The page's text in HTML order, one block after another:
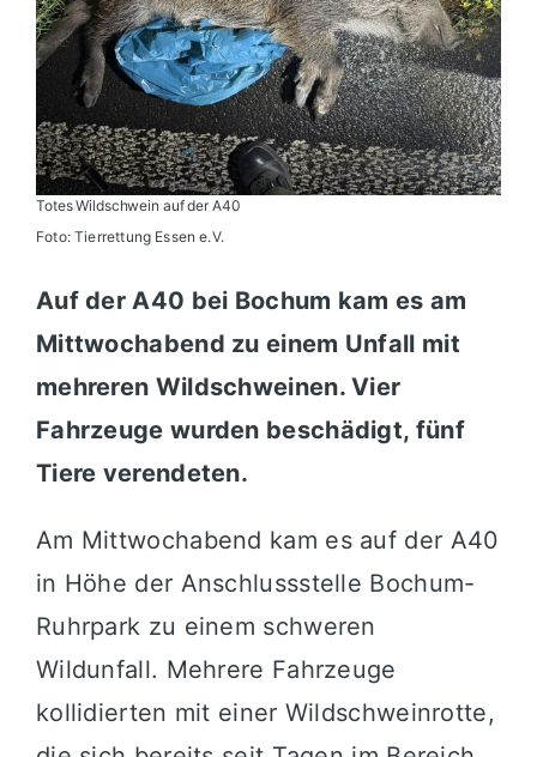
Totes Wildschwein auf der A40
Foto: Tierrettung Essen e.V.
Auf der A40 bei Bochum kam es am
Mittwochabend zu einem Unfall mit
mehreren Wildschweinen. Vier
Fahrzeuge wurden beschädigt, fünf
Tiere verendeten.
Am Mittwochabend kam es auf der A40
in Höhe der Anschlussstelle Bochum-
Ruhrpark zu einem schweren
Wildunfall. Mehrere Fahrzeuge
kollidierten mit einer Wildschweinrotte,